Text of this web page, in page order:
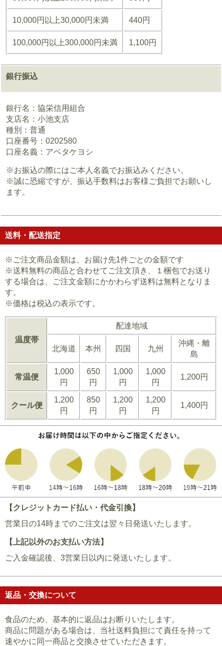
10,000円以上30,000円未満 440円
100,000円以上300,000円未満 1,100円
銀行振込
銀行名：協栄信用組合
支店名：小池支店
種別：普通
口座番号：0202580
口座名義：アベタケヨシ
※お振込の際にはご本人名義でお振込みください。
※誠に恐縮ですが、振込手数料はお客様ご負担でお願いし
ます。
送料・配送指定
※ご注文商品金額は、お届け先1件ごとの金額です
※送料無料の商品と合わせてご注文頂き、１梱包でお送り
する場合は、ご注文金額にかかわらず送料は無料となりま
す。
※価格は税込の表示です。
温度帯
配達地域
北海道 本州 四国 九州
沖縄・離
島
常温便
1,000
円
650
円
1,000
円
1,000
円
1,200円
クール便
1,200
円
850
円
1,200
円
1,200
円
1,400円
【クレジットカード払い・代金引換】
営業日の14時までのご注文は翌々日発送いたします。
【上記以外のお支払い方法】
ご入金確認後、3営業日以内に発送いたします。
返品・交換について
食品のため、基本的に返品はお断りいたします。
商品に問題がある場合は、当社送料負担にて責任を持って
速やかに同一商品と交換させていただきます。